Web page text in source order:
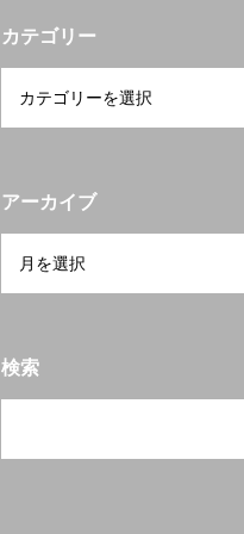
カテゴリー
アーカイブ
検索